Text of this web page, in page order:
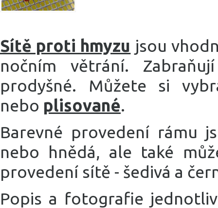
Sítě proti hmyzu jsou
nočním větrání.
prodyšné. Můžete si
nebo plisované.
Barevné provedení rámu
nebo hnědá, ale také
provedení sítě - šedivá a
Popis a fotografie